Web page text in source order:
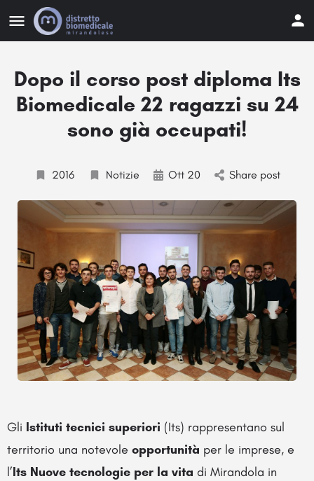
Dopo il corso post diploma Its
Biomedicale 22 ragazzi su 24
sono già occupati!
2016 Notizie Ott 20 Share post
Gli Istituti tecnici superiori (Its) rappresentano sul
territorio una notevole opportunità per le imprese, e
l’Its Nuove tecnologie per la vita di Mirandola in